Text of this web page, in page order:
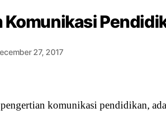
Komunikasi
27, 2017
komunikasi pendidikan,